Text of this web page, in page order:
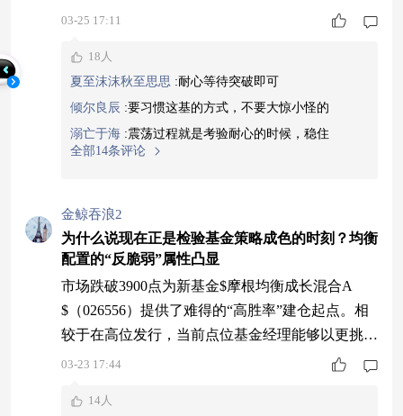
的价格标准，从容地从全市场筛选那些被“错杀”的
长期净值表现奠定扎实的“地基”。$摩根均衡成长
混合A$（026556）作为一只新发产品，没有历史
仓位的包袱，可以在市场最悲观的时候从容建仓，
避开老基金因赎回压力被迫卖出
03-25 17:11
18人
夏至沫沫秋至思思 :耐心等待突破即可
倾尔良辰 :要习惯这基的方式，不要大惊小怪的
溺亡于海 :震荡过程就是考验耐心的时候，稳住
全部14条评论
金鲸吞浪2
为什么说现在正是检验基金策略成色的时刻？均衡
配置的“反脆弱”属性凸显
市场跌破3900点为新基金$摩根均衡成长混合A
$（026556）提供了难得的“高胜率”建仓起点。相
较于在高位发行，当前点位基金经理能够以更挑剔
的价格标准，从容地从全市场筛选那些被“错杀”的
长期净值表现奠定扎实的“地基”。$摩根均衡成长
03-23 17:44
14人